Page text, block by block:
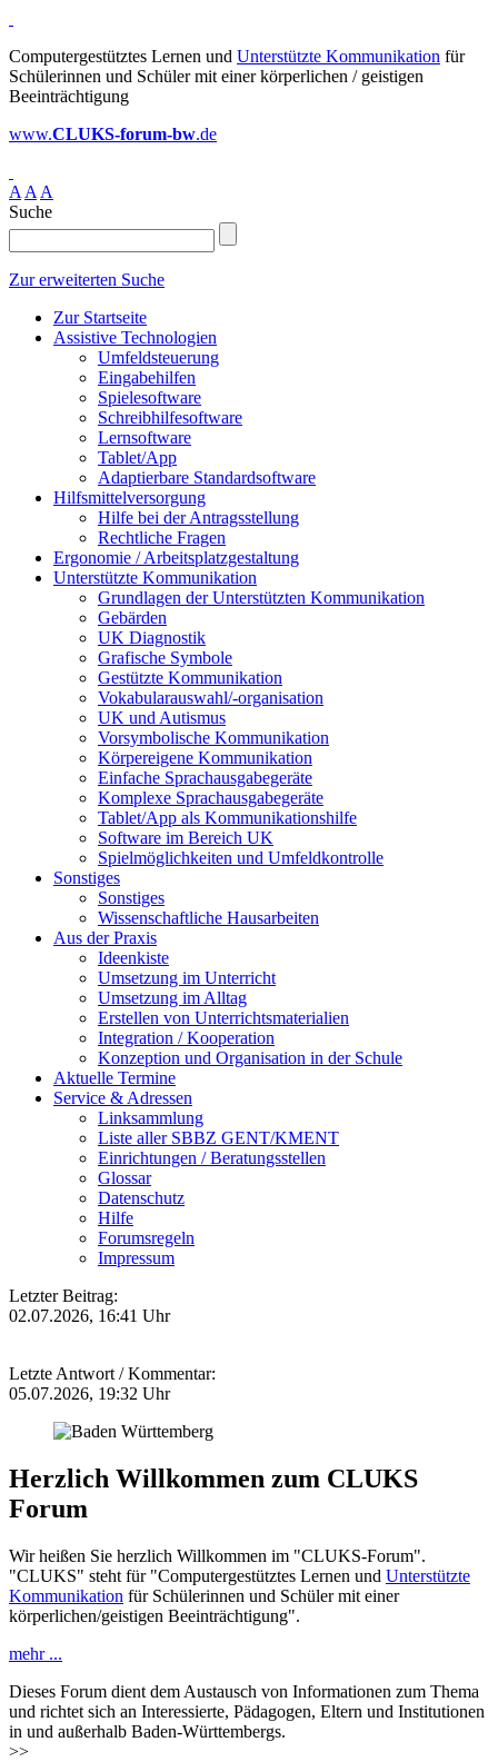
Computergestütztes Lernen und Unterstützte Kommunikation für
Schülerinnen und Schüler mit einer körperlichen / geistigen
Beeinträchtigung
www.CLUKS-forum-bw.de
A A A
Suche
Zur erweiterten Suche
Zur Startseite
Assistive Technologien
Umfeldsteuerung
Eingabehilfen
Spielesoftware
Schreibhilfesoftware
Lernsoftware
Tablet/App
Adaptierbare Standardsoftware
Hilfsmittelversorgung
Hilfe bei der Antragsstellung
Rechtliche Fragen
Ergonomie / Arbeitsplatzgestaltung
Unterstützte Kommunikation
Grundlagen der Unterstützten Kommunikation
Gebärden
UK Diagnostik
Grafische Symbole
Gestützte Kommunikation
Vokabularauswahl/-organisation
UK und Autismus
Vorsymbolische Kommunikation
Körpereigene Kommunikation
Einfache Sprachausgabegeräte
Komplexe Sprachausgabegeräte
Tablet/App als Kommunikationshilfe
Software im Bereich UK
Spielmöglichkeiten und Umfeldkontrolle
Sonstiges
Sonstiges
Wissenschaftliche Hausarbeiten
Aus der Praxis
Ideenkiste
Umsetzung im Unterricht
Umsetzung im Alltag
Erstellen von Unterrichtsmaterialien
Integration / Kooperation
Konzeption und Organisation in der Schule
Aktuelle Termine
Service & Adressen
Linksammlung
Liste aller SBBZ GENT/KMENT
Einrichtungen / Beratungsstellen
Glossar
Datenschutz
Hilfe
Forumsregeln
Impressum
Letzter Beitrag:
02.07.2026, 16:41 Uhr
Letzte Antwort / Kommentar:
05.07.2026, 19:32 Uhr
Herzlich Willkommen zum CLUKS
Forum
Wir heißen Sie herzlich Willkommen im "CLUKS-Forum".
"CLUKS" steht für "Computergestütztes Lernen und Unterstützte
Kommunikation für Schülerinnen und Schüler mit einer
körperlichen/geistigen Beeinträchtigung".
mehr ...
Dieses Forum dient dem Austausch von Informationen zum Thema
und richtet sich an Interessierte, Pädagogen, Eltern und Institutionen
in und außerhalb Baden-Württembergs.
>>